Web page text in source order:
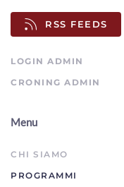
RSS FEEDS
LOGIN ADMIN
CRONING ADMIN
Menu
CHI SIAMO
PROGRAMMI